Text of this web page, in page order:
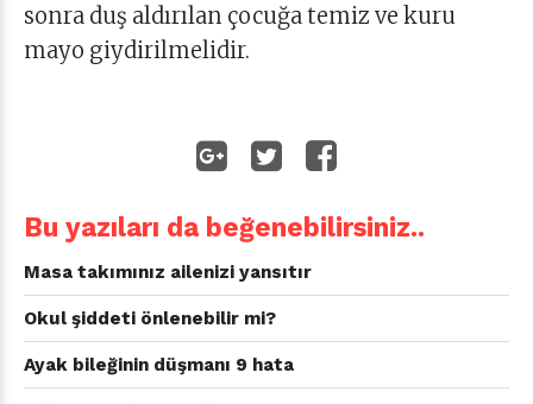
sonra duş aldırılan çocuğa temiz ve kuru
mayo giydirilmelidir.
Bu yazıları da beğenebilirsiniz..
Masa takımınız ailenizi yansıtır
Okul şiddeti önlenebilir mi?
Ayak bileğinin düşmanı 9 hata